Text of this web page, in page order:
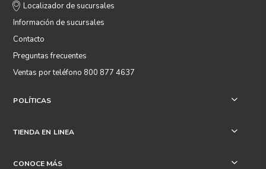
Localizador de sucursales
Información de sucursales
Contacto
Preguntas frecuentes
Ventas por teléfono 800 877 4637
POLÍTICAS +
TIENDA EN LINEA +
CONOCE MÁS +